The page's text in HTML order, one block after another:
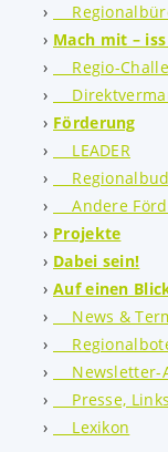
Mach mit –
Regio-
Förderung
LEADER
Andere
Projekte
Dabei sein!
Auf einen
News &
Newsletter-
Presse,
Lexikon